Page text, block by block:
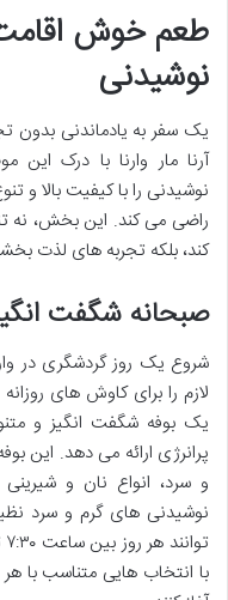
طعم خوش
نوشیدنی
یک سفر به یادماندنی بدون
آرنا مار وارنا با درک
نوشیدنی را با کیفیت بالا و
راضی می کند. این بخش، نه
کند، بلکه تجربه های لذت
صبحانه شگفت
شروع یک روز گردشگری در
لازم را برای کاوش های
یک بوفه شگفت انگیز و
پرانرژی ارائه می دهد. این
و سرد، انواع نان و
نوشیدنی های گرم و سرد
با انتخاب هایی متناسب با